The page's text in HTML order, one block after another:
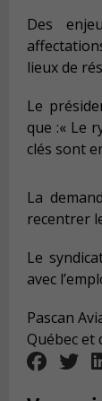
Des
lieux de
Le
que :« Le
clés sont
La
recentrer
Le
avec
Pascan
Québec et